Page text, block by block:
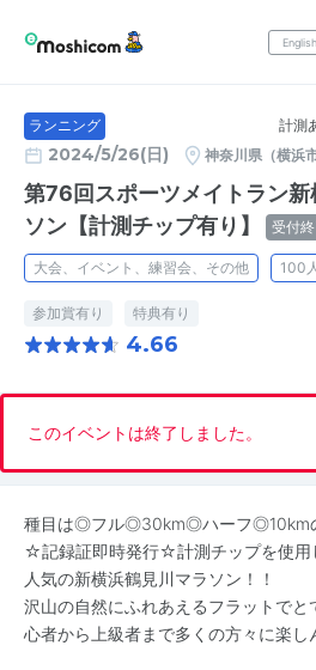
English
ランニング 計測
2024/5/26(日) 神奈川県（横浜
第76回スポーツメイトラン新
ソン【計測チップ有り】
受付終
大会、イベント、練習会、その他 100
参加賞有り 特典有り
4.66
このイベントは終了しました。
種目は◎フル◎30km◎ハーフ◎10km
☆記録証即時発行☆計測チップを使用
人気の新横浜鶴見川マラソン！！
沢山の自然にふれあえるフラットで
心者から上級者まで多くの方々に楽し